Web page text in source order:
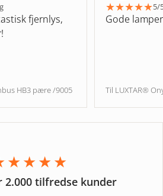
fjernlys,
HB3 pære /9005
★★★★★5/
Gode lamper
Til LUXTAR®
2.000 tilfredse kunder